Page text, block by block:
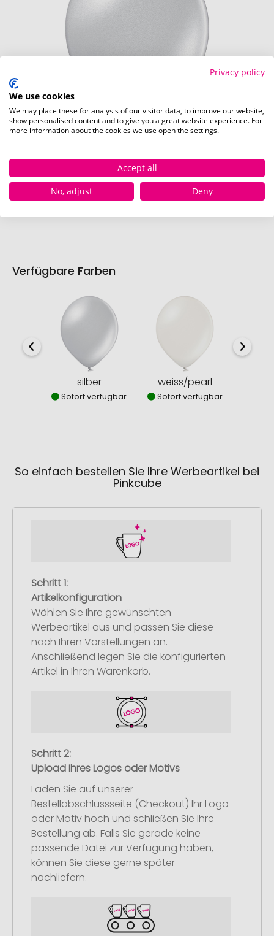
Vorderseite (Ø 17 cm)
Schnell und einfach
die Standskizze
herunterladen.
Verfügbare Farben
silber
Sofort verfügbar
weiss/pearl
Sofort verfügbar
So einfach bestellen Sie Ihre Werbeartikel bei
Pinkcube
Schritt 1:
Artikelkonfiguration
Wählen Sie Ihre gewünschten
Werbeartikel aus und passen Sie diese
nach Ihren Vorstellungen an.
Anschließend legen Sie die konfigurierten
Artikel in Ihren Warenkorb.
Schritt 2:
Upload Ihres Logos oder Motivs
Laden Sie auf unserer
Bestellabschlussseite (Checkout) Ihr Logo
oder Motiv hoch und schließen Sie Ihre
Bestellung ab. Falls Sie gerade keine
passende Datei zur Verfügung haben,
können Sie diese gerne später
nachliefern.
Privacy policy
We use cookies
We may place these for analysis of our visitor data, to improve our website,
show personalised content and to give you a great website experience. For
more information about the cookies we use open the settings.
Accept all
No, adjust
Deny